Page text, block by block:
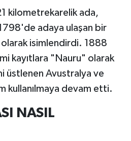
kilometrekarelik ada,
adaya ulaşan bir
olarak isimlendirdi. 1888
kayıtlara "Nauru" olarak
üstlenen Avustralya ve
kullanılmaya devam etti.
NASIL